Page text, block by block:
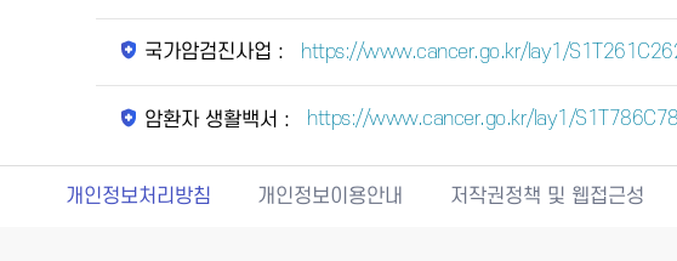
국가암검진사업 : https://www.cancer.go.kr/lay1/
암환자 생활백서 : https://www.cancer.go.kr/lay1/
개인정보처리방침 개인정보이용안내 저작권정책 및 웹접근성